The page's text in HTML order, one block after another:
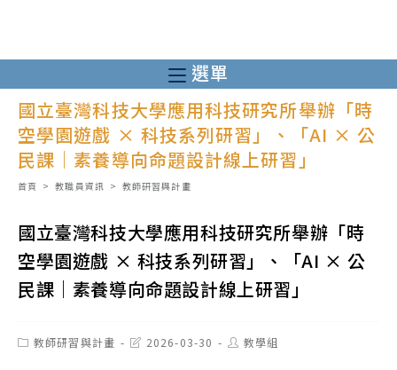
至
主
選單
國立臺灣科技大學應用科技研究所舉辦「時
空學園遊戲 × 科技系列研習」、「AI × 公
民課｜素養導向命題設計線上研習」
首頁 > 教職員資訊 > 教師研習與計畫
國立臺灣科技大學應用科技研究所舉辦「時
空學園遊戲 × 科技系列研習」、「AI × 公
民課｜素養導向命題設計線上研習」
Post教師研習與計畫
Post2026-03-30
Post教學組